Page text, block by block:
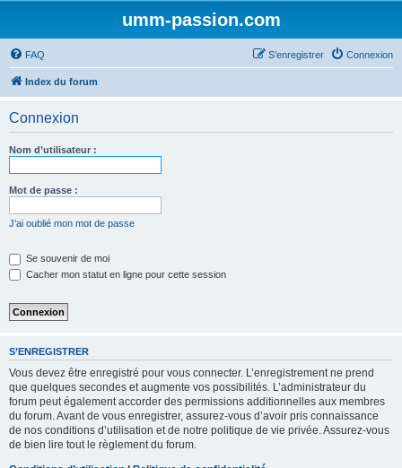
umm-passion.com
FAQ Connexion
S’enregistrer
Index du forum
Connexion
Nom d’utilisateur :
Mot de passe :
J’ai oublié mon mot de passe
Se souvenir de moi
Cacher mon statut en ligne pour cette session
S’ENREGISTRER
Vous devez être enregistré pour vous connecter. L’enregistrement ne prend
que quelques secondes et augmente vos possibilités. L’administrateur du
forum peut également accorder des permissions additionnelles aux membres
du forum. Avant de vous enregistrer, assurez-vous d’avoir pris connaissance
de nos conditions d’utilisation et de notre politique de vie privée. Assurez-vous
de bien lire tout le règlement du forum.